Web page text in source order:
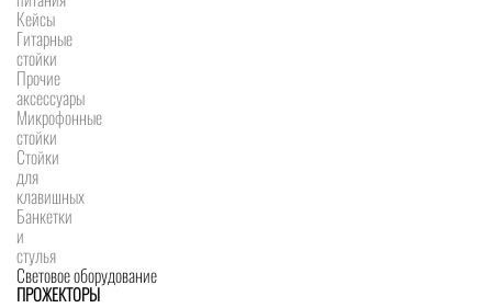
Кейсы
Гитарные
стойки
Прочие
аксессуары
Микрофонные
стойки
Стойки
для
клавишных
Банкетки
и
стулья
Световое оборудование
ПРОЖЕКТОРЫ